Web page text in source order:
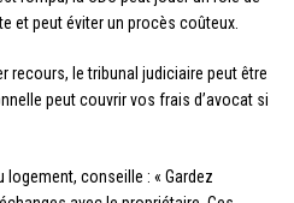
et peut éviter un procès coûteux.
recours, le tribunal judiciaire peut être
peut couvrir vos frais d’avocat si
logement, conseille : « Gardez